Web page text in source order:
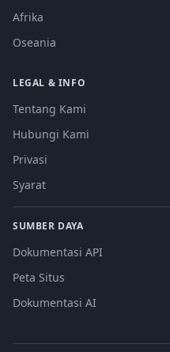
Afrika
Oseania
LEGAL & INFO
Tentang Kami
Hubungi Kami
Privasi
Syarat
SUMBER DAYA
Dokumentasi API
Peta Situs
Dokumentasi AI